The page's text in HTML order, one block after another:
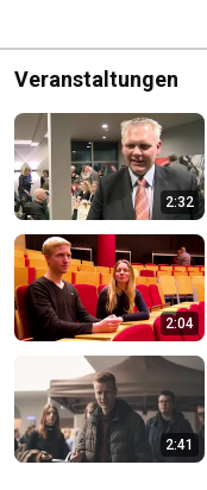
Veranstaltungen
2:32
2:04
2:41